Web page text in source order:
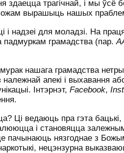
здаецца трагічнай, і мы ўсё
вырашыць нашых
і надзеі для моладзі. На
падмуркам грамадства (пар.
нашага грамадства
апекі і выхавання
Інтэрнэт, Facebook, In
Ці ведаюць пра гэта бацькі,
і становяцца
пачынаюць нязгоднае з
нецэнзурна